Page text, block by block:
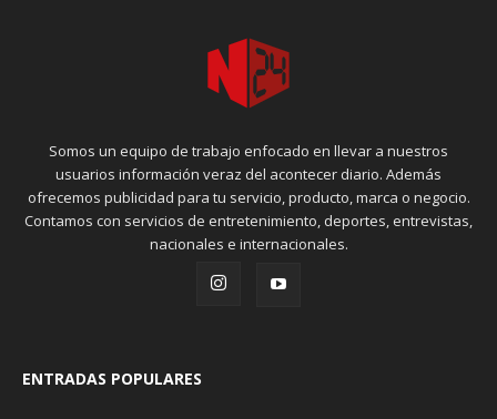
Somos un equipo de trabajo enfocado en llevar a nuestros
usuarios información veraz del acontecer diario. Además
ofrecemos publicidad para tu servicio, producto, marca o negocio.
Contamos con servicios de entretenimiento, deportes, entrevistas,
nacionales e internacionales.
ENTRADAS POPULARES